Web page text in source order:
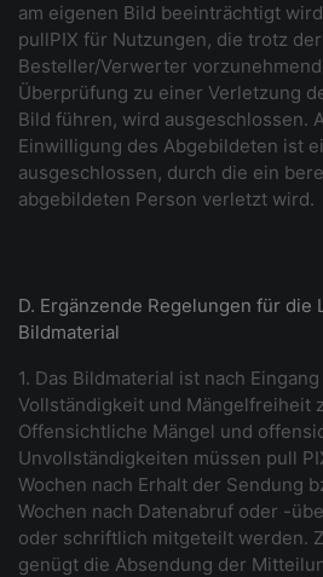
am eigenen Bild beeinträchtigt
pullPIX für Nutzungen, die trotz
Besteller/Verwerter
Überprüfung zu einer Verletzung
Bild führen, wird ausgeschlossen.
Einwilligung des Abgebildeten ist
ausgeschlossen, durch die ein
abgebildeten Person verletzt wird.
D. Ergänzende Regelungen für die
Bildmaterial
1. Das Bildmaterial ist nach
Vollständigkeit und Mängelfreiheit
Offensichtliche Mängel und
Unvollständigkeiten müssen pull
Wochen nach Erhalt der Sendung
Wochen nach Datenabruf oder -
oder schriftlich mitgeteilt werden.
genügt die Absendung der